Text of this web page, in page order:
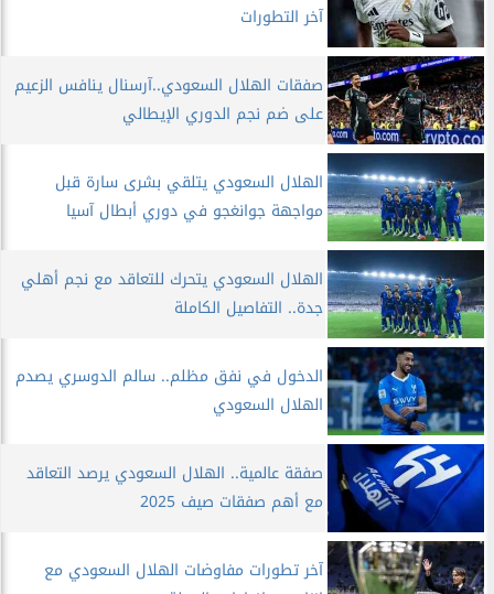
آخر التطورات
صفقات الهلال السعودي..آرسنال ينافس الزعيم
على ضم نجم الدوري الإيطالي
الهلال السعودي يتلقي بشرى سارة قبل
مواجهة جوانغجو في دوري أبطال آسيا
الهلال السعودي يتحرك للتعاقد مع نجم أهلي
جدة.. التفاصيل الكاملة
الدخول في نفق مظلم.. سالم الدوسري يصدم
الهلال السعودي
صفقة عالمية.. الهلال السعودي يرصد التعاقد
مع أهم صفقات صيف 2025
آخر تطورات مفاوضات الهلال السعودي مع